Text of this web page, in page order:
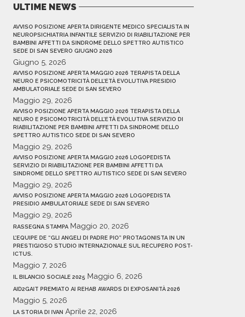
ULTIME NEWS
AVVISO POSIZIONE APERTA DIRIGENTE MEDICO SPECIALISTA IN
NEUROPSICHIATRIA INFANTILE SERVIZIO DI RIABILITAZIONE PER
BAMBINI AFFETTI DA SINDROME DELLO SPETTRO AUTISTICO
SEDE DI SAN SEVERO GIUGNO 2026
Giugno 5, 2026
AVVISO POSIZIONE APERTA MAGGIO 2026 TERAPISTA DELLA
NEURO E PSICOMOTRICITÀ DELL’ETÀ EVOLUTIVA PRESIDIO
AMBULATORIALE SEDE DI SAN SEVERO
Maggio 29, 2026
AVVISO POSIZIONE APERTA MAGGIO 2026 TERAPISTA DELLA
NEURO E PSICOMOTRICITÀ DELL’ETÀ EVOLUTIVA SERVIZIO DI
RIABILITAZIONE PER BAMBINI AFFETTI DA SINDROME DELLO
SPETTRO AUTISTICO SEDE DI SAN SEVERO
Maggio 29, 2026
AVVISO POSIZIONE APERTA MAGGIO 2026 LOGOPEDISTA
SERVIZIO DI RIABILITAZIONE PER BAMBINI AFFETTI DA
SINDROME DELLO SPETTRO AUTISTICO SEDE DI SAN SEVERO
Maggio 29, 2026
AVVISO POSIZIONE APERTA MAGGIO 2026 LOGOPEDISTA
PRESIDIO AMBULATORIALE SEDE DI SAN SEVERO
Maggio 29, 2026
RASSEGNA STAMPA Maggio 20, 2026
L’EQUIPE DE “GLI ANGELI DI PADRE PIO” PROTAGONISTA IN UN
PRESTIGIOSO STUDIO INTERNAZIONALE SUL RECUPERO POST-
ICTUS.
Maggio 7, 2026
IL BILANCIO SOCIALE 2025 Maggio 6, 2026
AID2GAIT PREMIATO AI REHAB AWARDS DI EXPOSANITÀ 2026
Maggio 5, 2026
LA STORIA DI IVAN Aprile 22, 2026